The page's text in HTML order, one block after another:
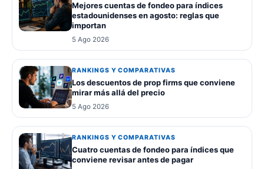
Mejores cuentas de fondeo para índices
estadounidenses en agosto: reglas que
importan
5 Ago 2026
RANKINGS Y COMPARATIVAS
Los descuentos de prop firms que conviene
mirar más allá del precio
5 Ago 2026
RANKINGS Y COMPARATIVAS
Cuatro cuentas de fondeo para índices que
conviene revisar antes de pagar